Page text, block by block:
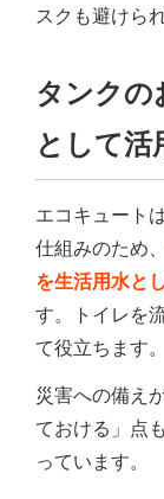
スクも避けら
タンクの
として活
エコキュート
仕組みのため、
を生活用水と
す。トイレを
て役立ちます。
災害への備え
ておける」点
っています。